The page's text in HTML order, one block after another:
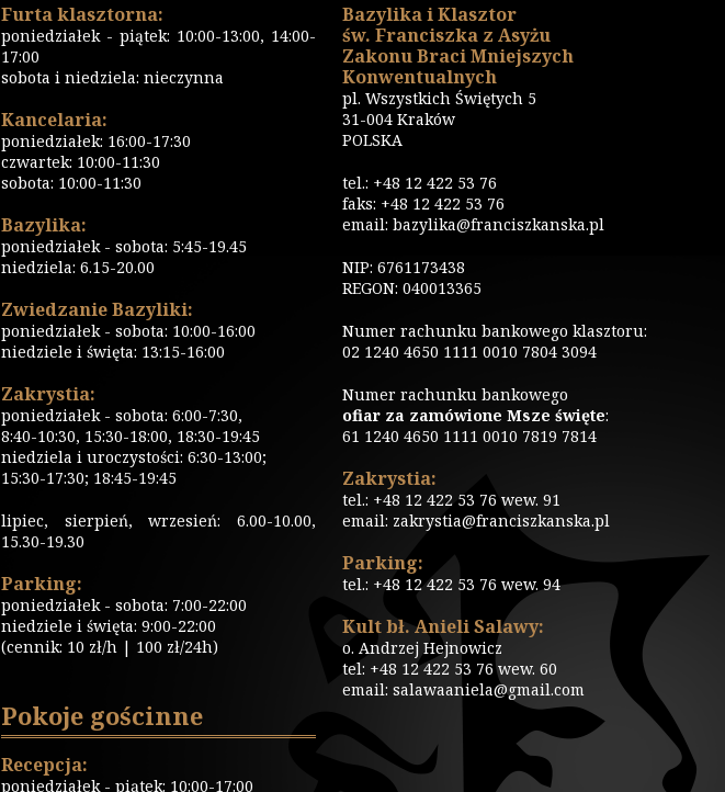
Furta klasztorna:
poniedziałek - piątek: 10:00-13:00, 14:00-
17:00
sobota i niedziela: nieczynna
Kancelaria:
poniedziałek: 16:00-17:30
czwartek: 10:00-11:30
sobota: 10:00-11:30
Bazylika:
poniedziałek - sobota: 5:45-19.45
niedziela: 6.15-20.00
Zwiedzanie Bazyliki:
poniedziałek - sobota: 10:00-16:00
niedziele i święta: 13:15-16:00
Zakrystia:
poniedziałek - sobota: 6:00-7:30,
8:40-10:30, 15:30-18:00, 18:30-19:45
niedziela i uroczystości: 6:30-13:00;
15:30-17:30; 18:45-19:45
lipiec, sierpień, wrzesień: 6.00-10.00,
15.30-19.30
Parking:
poniedziałek - sobota: 7:00-22:00
niedziele i święta: 9:00-22:00
(cennik: 10 zł/h | 100 zł/24h)
Pokoje gościnne
Recepcja:
poniedziałek - piątek: 10:00-17:00
Bazylika i Klasztor
św. Franciszka z Asyżu
Zakonu Braci Mniejszych
Konwentualnych
pl. Wszystkich Świętych 5
31-004 Kraków
POLSKA
tel.: +48 12 422 53 76
faks: +48 12 422 53 76
email: bazylika@franciszkanska.pl
NIP: 6761173438
REGON: 040013365
Numer rachunku bankowego klasztoru:
02 1240 4650 1111 0010 7804 3094
Numer rachunku bankowego
ofiar za zamówione Msze święte:
61 1240 4650 1111 0010 7819 7814
Zakrystia:
tel.: +48 12 422 53 76 wew. 91
email: zakrystia@franciszkanska.pl
Parking:
tel.: +48 12 422 53 76 wew. 94
Kult bł. Anieli Salawy:
o. Andrzej Hejnowicz
tel: +48 12 422 53 76 wew. 60
email: salawaaniela@gmail.com